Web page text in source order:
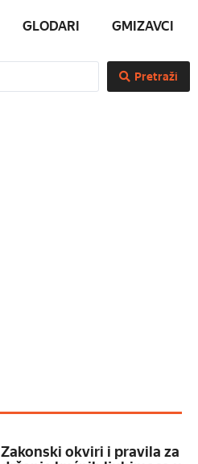
GLODARI GMIZAVCI
Pretraži
Zakonski okviri i pravila za